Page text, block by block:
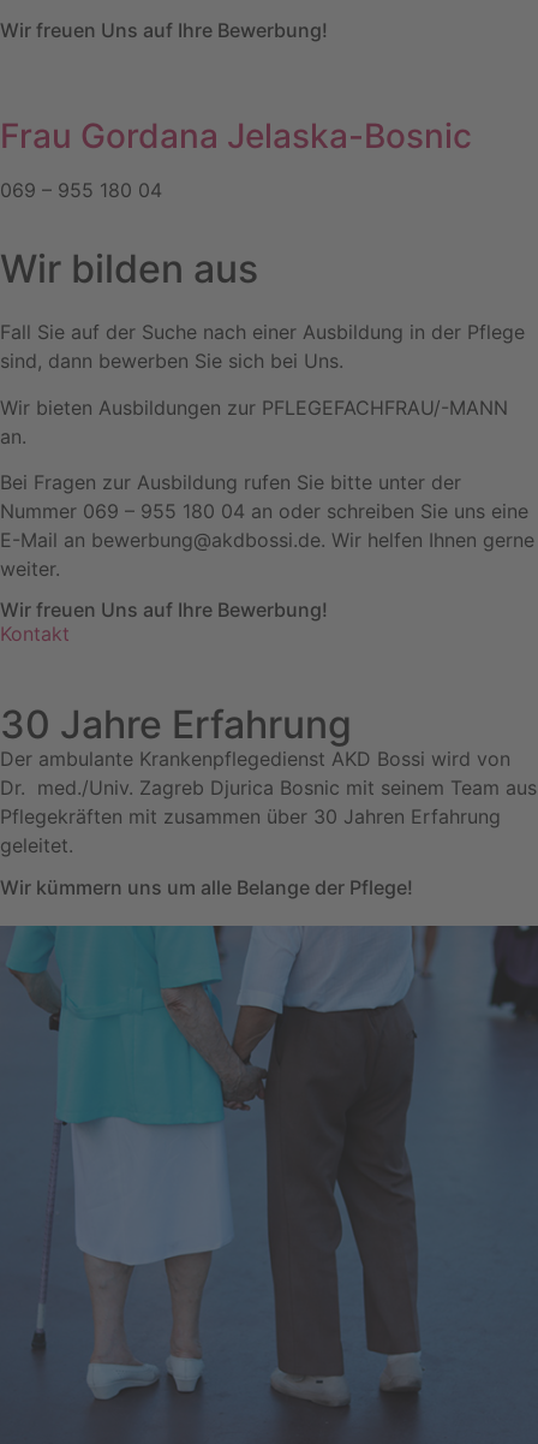
Wir freuen Uns auf Ihre Bewerbung!
Frau Gordana Jelaska-Bosnic
069 – 955 180 04
Wir bilden aus
Fall Sie auf der Suche nach einer Ausbildung in der Pflege
sind, dann bewerben Sie sich bei Uns.
Wir bieten Ausbildungen zur PFLEGEFACHFRAU/-MANN
an.
Bei Fragen zur Ausbildung rufen Sie bitte unter der
Nummer 069 – 955 180 04 an oder schreiben Sie uns eine
E-Mail an bewerbung@akdbossi.de. Wir helfen Ihnen gerne
weiter.
Wir freuen Uns auf Ihre Bewerbung!
Kontakt
30 Jahre Erfahrung
Der ambulante Krankenpflegedienst AKD Bossi wird von
Dr. med./Univ. Zagreb Djurica Bosnic mit seinem Team aus
Pflegekräften mit zusammen über 30 Jahren Erfahrung
geleitet.
Wir kümmern uns um alle Belange der Pflege!